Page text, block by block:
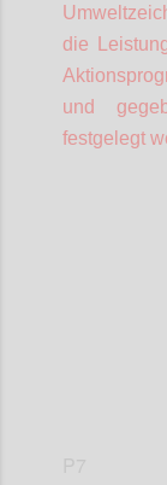
die
und
festgelegt